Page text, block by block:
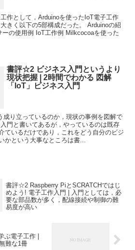
作として，Arduinoを使ったIoT電子工作
きく以下の5部構成だった。 Arduinoの紹
の使用例 IoT工作例 Milkcocoaを使った
書評☆2 ビジネス入門というより
現状把握 | 2時間でわかる 図解
「IoT」ビジネス入門
成り立っているのか，現状の事例を図解で
門と書いてあるが，やっているのは既存
ているだけであり，これをどう自分のビジ
かという大事なところは書...
書評☆2 Raspberry PiとSCRATCHではじ
めよう! 電子工作入門 | 入門としては，必
要な部品数が多く，配線接続や制御の難
易度が高い
電子工作 |
難な1冊